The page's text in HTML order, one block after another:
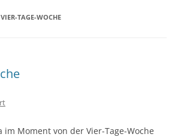
VIER-TAGE-WOCHE
Moment von der Vier-Tage-Woche